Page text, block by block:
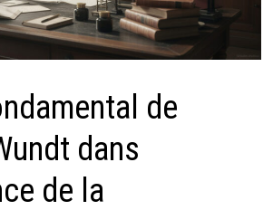
de
dans
de la